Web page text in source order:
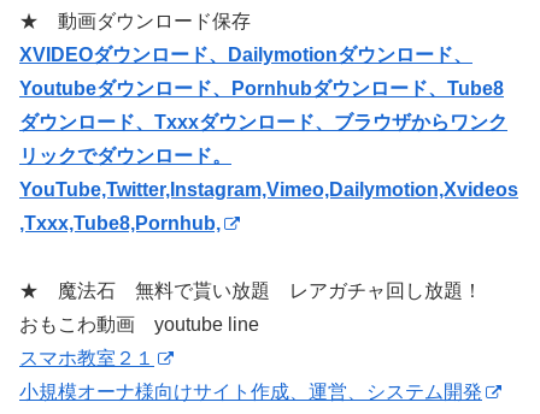
★ 動画ダウンロード保存
XVIDEOダウンロード、Dailymotionダウンロード、
Youtubeダウンロード、Pornhubダウンロード、Tube8
ダウンロード、Txxxダウンロード、ブラウザからワンク
リックでダウンロード。
YouTube,Twitter,Instagram,Vimeo,Dailymotion,Xvideos
,Txxx,Tube8,Pornhub,
★ 魔法石 無料で貰い放題 レアガチャ回し放題！
おもこわ動画 youtube line
スマホ教室２１
小規模オーナ様向けサイト作成、運営、システム開発